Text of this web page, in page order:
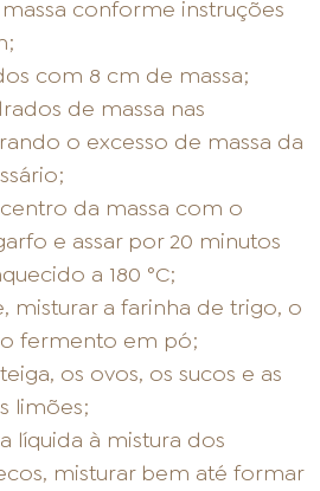
conforme instruções
com 8 cm de massa;
de massa nas
o excesso de massa da
da massa com o
e assar por 20 minutos
a 180 °C;
misturar a farinha de trigo, o
o fermento em pó;
os ovos, os sucos e as
limões;
líquida à mistura dos
misturar bem até formar